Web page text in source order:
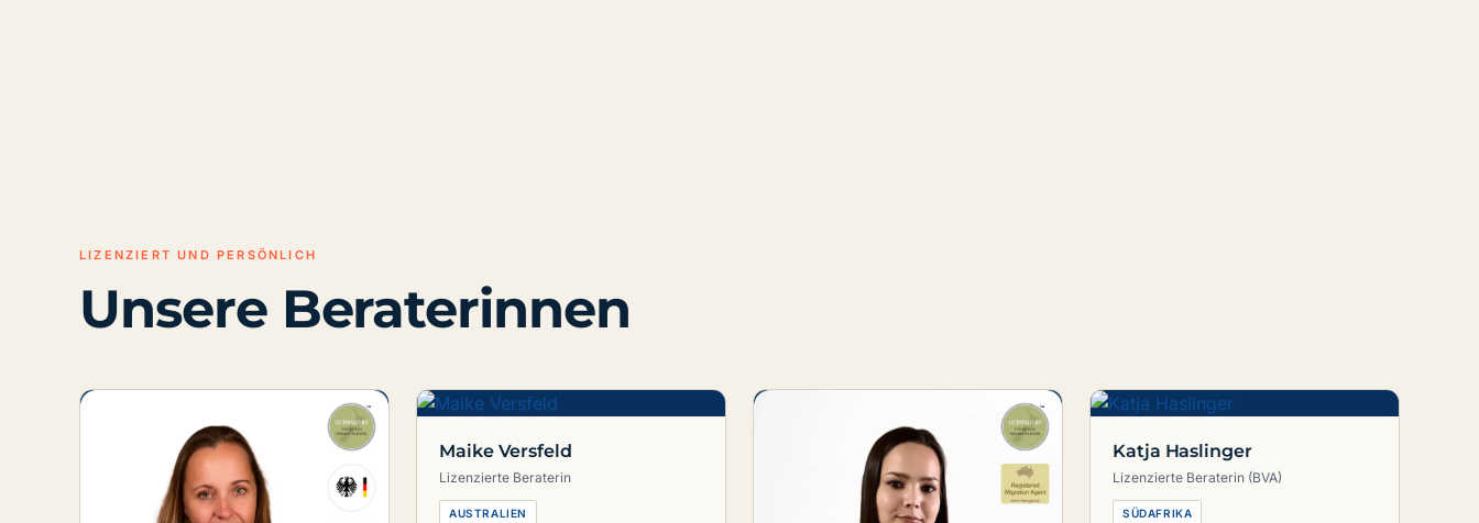
LIZENZIERT UND PERSÖNLICH
Unsere Beraterinnen
Maike Versfeld
Lizenzierte Beraterin
AUSTRALIEN
Katja Haslinger
Lizenzierte Beraterin (BVA)
SÜDAFRIKA